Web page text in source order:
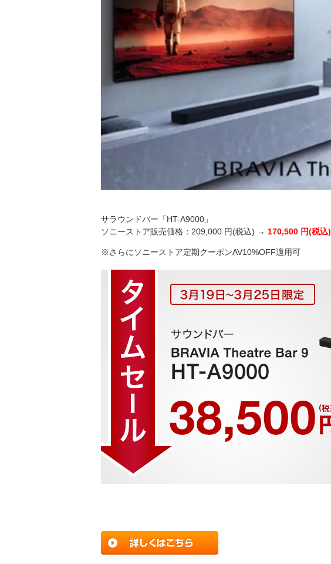
サラウンドバー「HT-A9000」
ソニーストア販売価格：209,000 円(税込) → 170,500 円(税込)
※さらにソニーストア定期クーポンAV10%OFF適用可